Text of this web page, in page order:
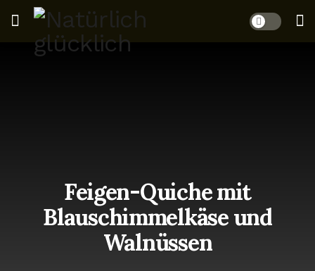
Feigen-Quiche mit
Blauschimmelkäse und
Walnüssen